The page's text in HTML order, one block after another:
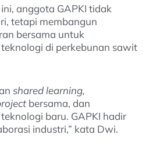
anggota GAPKI tidak
tetapi membangun
bersama untuk
di perkebunan sawit
shared learning,
bersama, dan
baru. GAPKI hadir
industri,” kata Dwi.